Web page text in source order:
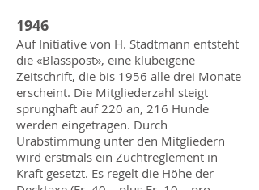
1946
Auf Initiative von H. Stadtmann entsteht
die «Blässpost», eine klubeigene
Zeitschrift, die bis 1956 alle drei Monate
erscheint. Die Mitgliederzahl steigt
sprunghaft auf 220 an, 216 Hunde
werden eingetragen. Durch
Urabstimmung unter den Mitgliedern
wird erstmals ein Zuchtreglement in
Kraft gesetzt. Es regelt die Höhe der